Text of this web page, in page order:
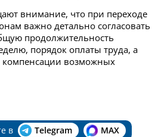
внимание, что при переходе
важно детально согласовать
продолжительность
порядок оплаты труда, а
компенсации возможных
в Telegram MAX